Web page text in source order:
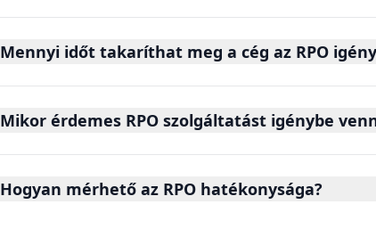
Mennyi időt takaríthat meg a cég az RPO
Mikor érdemes RPO szolgáltatást igénybe
Hogyan mérhető az RPO hatékonysága?